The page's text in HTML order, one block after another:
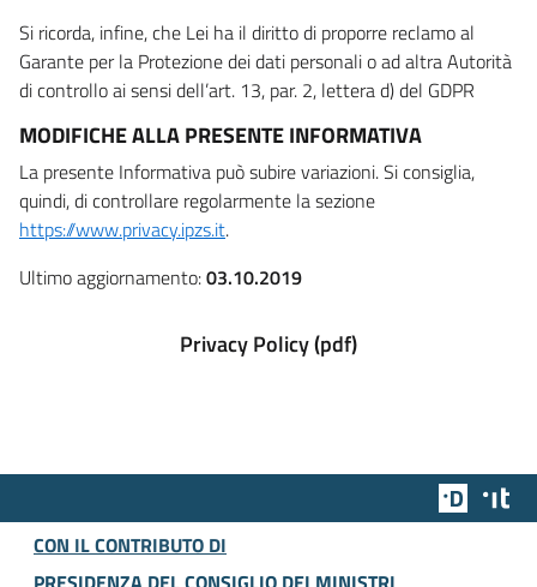
Si ricorda, infine, che Lei ha il diritto di proporre reclamo al
Garante per la Protezione dei dati personali o ad altra Autorità
di controllo ai sensi dell’art. 13, par. 2, lettera d) del GDPR
MODIFICHE ALLA PRESENTE INFORMATIVA
La presente Informativa può subire variazioni. Si consiglia,
quindi, di controllare regolarmente la sezione
https://www.privacy.ipzs.it.
Ultimo aggiornamento:03.10.2019
Privacy Policy (pdf)
Team
CON IL CONTRIBUTO DI